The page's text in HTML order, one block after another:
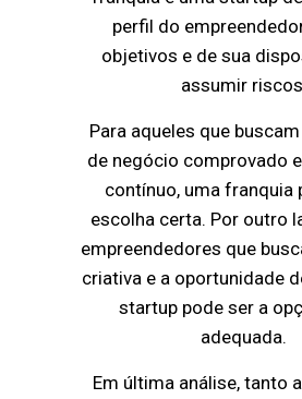
perfil do
objetivos e de sua
assumir
Para aqueles que
de negócio comprovado
contínuo, uma franquia
escolha certa. Por outro
empreendedores que
criativa e a oportunidade
startup pode ser a
adequada.
Em última análise, tanto